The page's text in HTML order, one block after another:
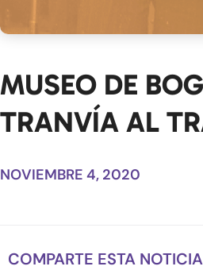
MUSEO DE
TRANVÍA AL
NOVIEMBRE 4, 2020
COMPARTE ESTA NOTICIA